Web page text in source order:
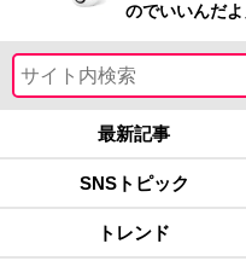
のでいいんだよ
最新記事
SNSトピック
トレンド